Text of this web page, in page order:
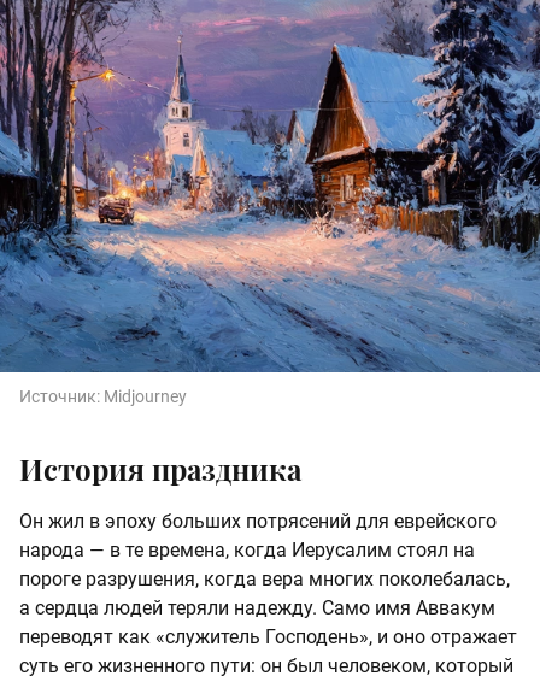
Источник: Midjourney
История праздника
Он жил в эпоху больших потрясений для еврейского
народа — в те времена, когда Иерусалим стоял на
пороге разрушения, когда вера многих поколебалась,
а сердца людей теряли надежду. Само имя Аввакум
переводят как «служитель Господень», и оно отражает
суть его жизненного пути: он был человеком, который